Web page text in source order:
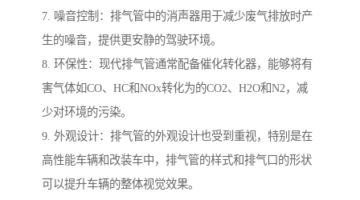
7. 噪音控制：排气管中的消声器用于减少废气排放时产
生的噪音，提供更安静的驾驶环境。
8. 环保性：现代排气管通常配备催化转化器，能够将有
害气体如CO、HC和NOx转化为的CO2、H2O和N2，减
少对环境的污染。
9. 外观设计：排气管的外观设计也受到重视，特别是在
高性能车辆和改装车中，排气管的样式和排气口的形状
可以提升车辆的整体视觉效果。